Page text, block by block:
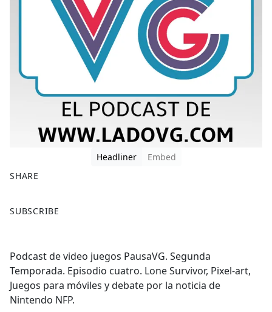
Headliner
Embed
SHARE
a
b
o
o
k
SUBSCRIBE
Podcast de video juegos PausaVG. Segunda
Temporada. Episodio cuatro. Lone Survivor, Pixel-art,
Juegos para móviles y debate por la noticia de
Nintendo NFP.